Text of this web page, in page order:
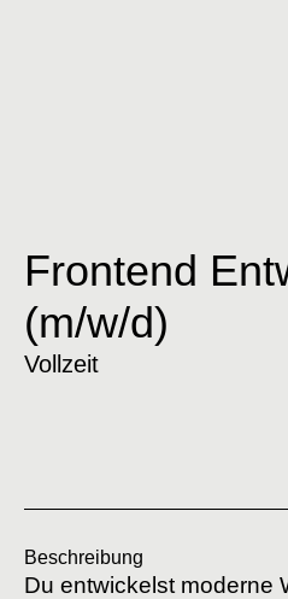
Frontend
(m/w/d)
Vollzeit
Beschreibung
Du entwickelst moderne